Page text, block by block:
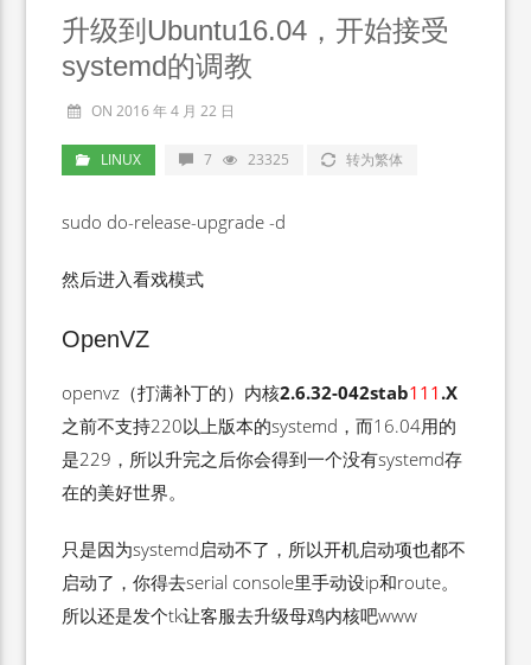
升级到Ubuntu16.04，开始接受
systemd的调教
ON 2016 年 4 月 22 日
LINUX 7 23325 转为繁体
sudo do-release-upgrade -d
然后进入看戏模式
OpenVZ
openvz（打满补丁的）内核2.6.32-042stab111 .X
之前不支持220以上版本的systemd，而16.04用的
是229，所以升完之后你会得到一个没有systemd存
在的美好世界。
只是因为systemd启动不了，所以开机启动项也都不
启动了，你得去serial console里手动设ip和route。
所以还是发个tk让客服去升级母鸡内核吧www